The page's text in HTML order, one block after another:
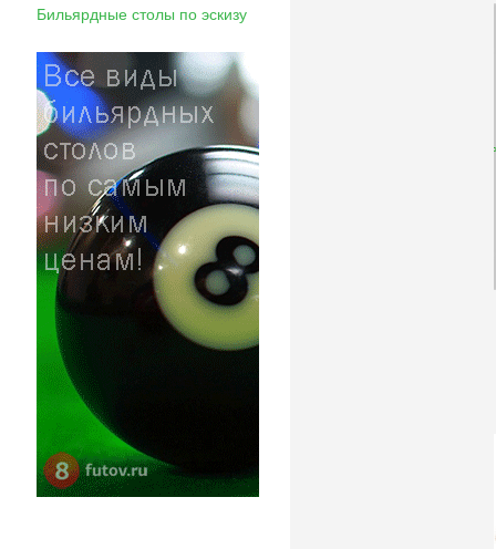
Бильярдные столы по эскизу